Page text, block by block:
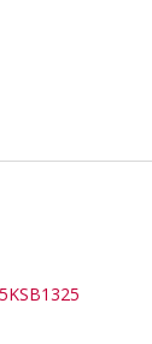
5KSB1325